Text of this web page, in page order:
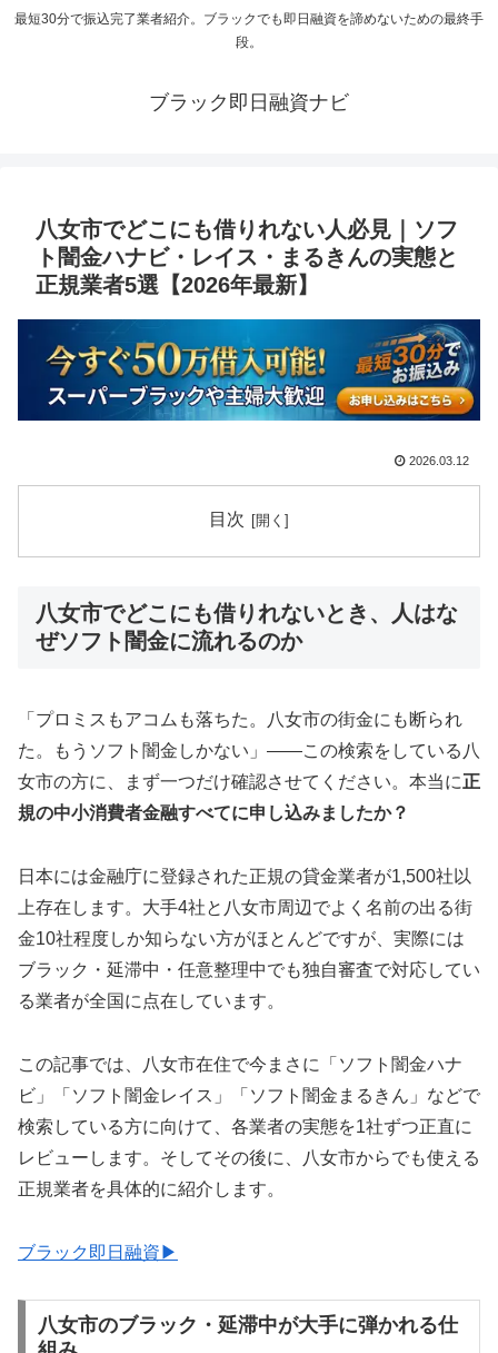
最短30分で振込完了業者紹介。ブラックでも即日融資を諦めないための最終手
段。
ブラック即日融資ナビ
八女市でどこにも借りれない人必見｜ソフ
ト闇金ハナビ・レイス・まるきんの実態と
正規業者5選【2026年最新】
2026.03.12
目次
八女市でどこにも借りれないとき、人はな
ぜソフト闇金に流れるのか
「プロミスもアコムも落ちた。八女市の街金にも断られ
た。もうソフト闇金しかない」——この検索をしている八
女市の方に、まず一つだけ確認させてください。本当に正
規の中小消費者金融すべてに申し込みましたか？
日本には金融庁に登録された正規の貸金業者が1,500社以
上存在します。大手4社と八女市周辺でよく名前の出る街
金10社程度しか知らない方がほとんどですが、実際には
ブラック・延滞中・任意整理中でも独自審査で対応してい
る業者が全国に点在しています。
この記事では、八女市在住で今まさに「ソフト闇金ハナ
ビ」「ソフト闇金レイス」「ソフト闇金まるきん」などで
検索している方に向けて、各業者の実態を1社ずつ正直に
レビューします。そしてその後に、八女市からでも使える
正規業者を具体的に紹介します。
ブラック即日融資▶
八女市のブラック・延滞中が大手に弾かれる仕